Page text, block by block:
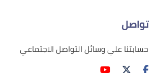
تواصل
حسابتنا علي وسائل التواصل الاجتماعي